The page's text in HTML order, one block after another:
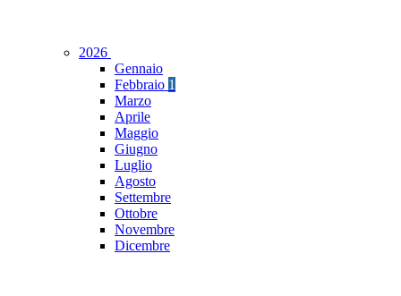
2026
Gennaio
Febbraio 1
Marzo
Aprile
Maggio
Giugno
Luglio
Agosto
Settembre
Ottobre
Novembre
Dicembre